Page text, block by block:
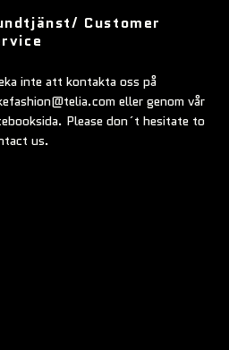
Customer
inte att kontakta oss på
eller genom vår
Please don´t hesitate to
us.